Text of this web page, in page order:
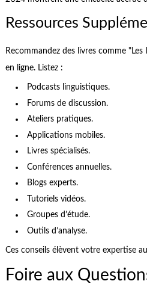
Ressources
Recommandez des livres comme
en ligne. Listez :
Podcasts linguistiques.
Forums de discussion.
Ateliers pratiques.
Applications mobiles.
Livres spécialisés.
Conférences annuelles.
Blogs experts.
Tutoriels vidéos.
Groupes d’étude.
Outils d’analyse.
Ces conseils élèvent votre expertise
Foire aux